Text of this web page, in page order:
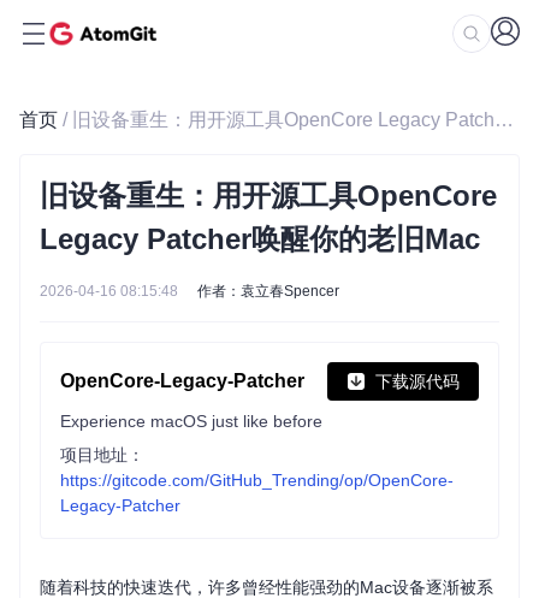
首页 / 旧设备重生：用开源工具OpenCore Legacy Patcher唤醒你的老旧Mac
旧设备重生：用开源工具OpenCore
Legacy Patcher唤醒你的老旧Mac
2026-04-16 08:15:48 作者：袁立春Spencer
OpenCore-Legacy-Patcher 下载源代码
Experience macOS just like before
项目地址：
https://gitcode.com/GitHub_Trending/op/OpenCore-
Legacy-Patcher
随着科技的快速迭代，许多曾经性能强劲的Mac设备逐渐被系